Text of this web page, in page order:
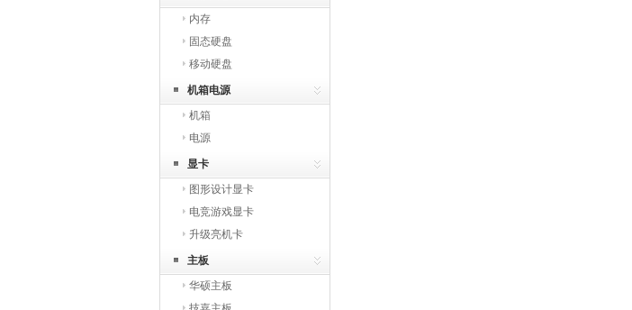
内存
固态硬盘
移动硬盘
机箱电源
机箱
电源
显卡
图形设计显卡
电竞游戏显卡
升级亮机卡
主板
华硕主板